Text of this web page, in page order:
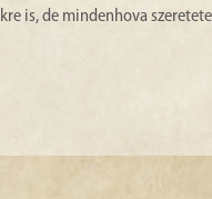
is, de mindenhova